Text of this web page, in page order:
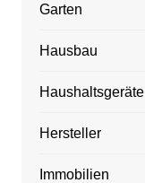
Garten
Hausbau
Haushaltsgeräte
Hersteller
Immobilien